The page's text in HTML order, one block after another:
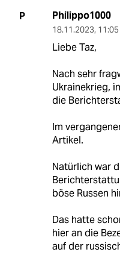
P Philippo1000
18.11.2023,
Liebe Taz,
Nach sehr
Ukrainekrieg,
die
Im
Artikel.
Natürlich war
böse Russen
Das hatte
hier an die
auf der